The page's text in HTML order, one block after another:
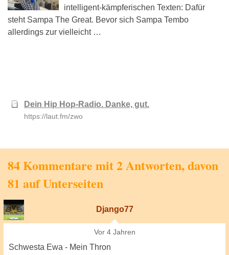
intelligent-kämpferischen Texten: Dafür
steht Sampa The Great. Bevor sich Sampa Tembo
allerdings zur vielleicht …
Dein Hip Hop-Radio. Danke, gut.
https://laut.fm/zwo
84 Kommentare mit 2 Antworten, davon
81 auf Unterseiten
Django77
Vor 4 Jahren
Schwesta Ewa - Mein Thron